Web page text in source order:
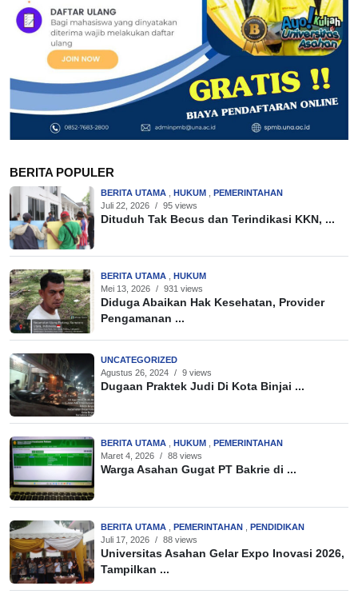
BERITA POPULER
BERITA UTAMA HUKUM
PEMERINTAHAN
Juli 22, 2026 / 95 views
Dituduh Tak Becus dan Terindikasi KKN, ...
BERITA UTAMA
HUKUM
Mei 13, 2026 / 931 views
Diduga Abaikan Hak Kesehatan, Provider
Pengamanan ...
UNCATEGORIZED
Agustus 26, 2024 / 9 views
Dugaan Praktek Judi Di Kota Binjai ...
BERITA UTAMA HUKUM
PEMERINTAHAN
Maret 4, 2026 / 88 views
Warga Asahan Gugat PT Bakrie di ...
BERITA UTAMA PEMERINTAHAN
PENDIDIKAN
Juli 17, 2026 / 88 views
Universitas Asahan Gelar Expo Inovasi 2026,
Tampilkan ...